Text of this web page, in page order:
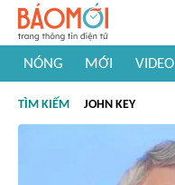
NÓNG MỚI VIDEO
#Khám phá thế giới
TÌM KIẾM JOHN KEY